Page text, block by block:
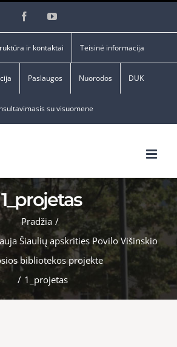
FacebookYouTube
ir kontaktai Teisinė informacija
Paslaugos Nuorodos DUK
su visuomene
1_projetas
Pradžia /
Šiaulių apskrities Povilo Višinskio
bibliotekos projekte
/ 1_projetas